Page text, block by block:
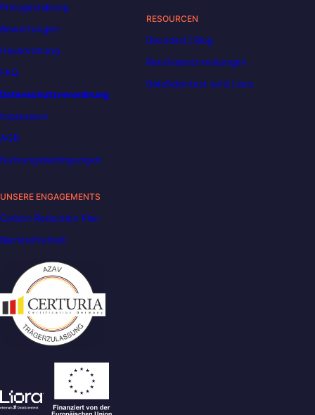
Preisgestaltung
Bewertungen
Hausordnung
FAQ
Datenschutzverordnung
Impressum
AGB
Nutzungsbedingungen
RESOURCEN
Decoded | Blog
Berufsbeschreibungen
DataScientest wird Liora
UNSERE ENGAGEMENTS
Carbon Reduction Plan
Barrierefreiheit